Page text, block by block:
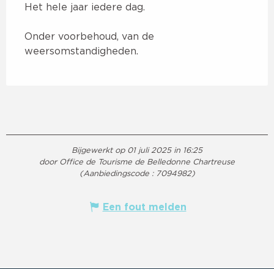
Het hele jaar iedere dag.
Onder voorbehoud, van de
weersomstandigheden.
Bijgewerkt op 01 juli 2025 in 16:25
door Office de Tourisme de Belledonne Chartreuse
(Aanbiedingscode : 7094982)
Een fout melden